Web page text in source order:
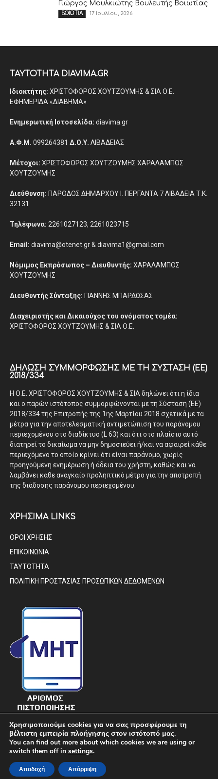
Γιώργος Μουλκιώτης Βουλευτής Βοιωτίας
ΒΟΙΩΤΙΑ 17 Ιουλίου, 2026
ΤΑΥΤΟΤΗΤΑ DIAVIMA.GR
Ιδιοκτήτης: ΧΡΙΣΤΟΦΟΡΟΣ ΧΟΥΤΖΟΥΜΗΣ & ΣΙΑ Ο.Ε.
ΕΦΗΜΕΡΙΔΑ «ΔΙΑΒΗΜΑ»
Ενημερωτική Ιστοσελίδα: diavima.gr
Α.Φ.Μ. 099264381 Δ.Ο.Υ. ΛΙΒΑΔΕΙΑΣ
Μέτοχοι: ΧΡΙΣΤΟΦΟΡΟΣ ΧΟΥΤΖΟΥΜΗΣ ΧΑΡΑΛΑΜΠΟΣ
ΧΟΥΤΖΟΥΜΗΣ
Διεύθυνση: ΠΑΡΟΔΟΣ ΔΗΜΑΡΧΟΥ Ι. ΠΕΡΓΑΝΤΑ 7 ΛΙΒΑΔΕΙΑ Τ.Κ.
32131
Τηλέφωνα: 2261027123, 2261023715
Email: diavima@otenet.gr & diavima1@gmail.com
Νόμιμος Εκπρόσωπος – Διευθυντής: ΧΑΡΑΛΑΜΠΟΣ
ΧΟΥΤΖΟΥΜΗΣ
Διευθυντής Σύνταξης: ΓΙΑΝΝΗΣ ΜΠΑΡΔΩΣΑΣ
Διαχειριστής και Δικαιούχος του ονόματος τομέα:
ΧΡΙΣΤΟΦΟΡΟΣ ΧΟΥΤΖΟΥΜΗΣ & ΣΙΑ Ο.Ε.
ΔΉΛΩΣΗ ΣΥΜΜΌΡΦΩΣΗΣ ΜΕ ΤΗ ΣΎΣΤΑΣΗ (ΕΕ)
2018/334
Η Ο.Ε. ΧΡΙΣΤΟΦΟΡΟΣ ΧΟΥΤΖΟΥΜΗΣ & ΣΙΑ δηλώνει ότι η ίδια
και ο παρών ιστότοπος συμμορφώνονται με τη Σύσταση (ΕΕ)
2018/334 της Επιτροπής της 1ης Μαρτίου 2018 σχετικά με τα
μέτρα για την αποτελεσματική αντιμετώπιση του παράνομου
περιεχομένου στο διαδίκτυο (L 63) και ότι στο πλαίσιο αυτό
διατηρεί το δικαίωμα να μην δημοσιεύει ή/και να αφαιρεί κάθε
περιεχόμενο το οποίο κρίνει ότι είναι παράνομο, χωρίς
προηγούμενη ενημέρωση ή άδεια του χρήστη, καθώς και να
λαμβάνει κάθε αναγκαίο προληπτικό μέτρο για την αποτροπή
της διάδοσης παράνομου περιεχομένου.
ΧΡΗΣΙΜΑ LINKS
ΟΡΟΙ ΧΡΗΣΗΣ
ΕΠΙΚΟΙΝΩΝΙΑ
ΤΑΥΤΟΤΗΤΑ
ΠΟΛΙΤΙΚΗ ΠΡΟΣΤΑΣΙΑΣ ΠΡΟΣΩΠΙΚΩΝ ΔΕΔΟΜΕΝΩΝ
© DIAVIMA.GR - «ΔΙΑΒΗΜΑ» ΕΒΔΟΜΑΔΙΑΙΑ ΠΟΛΙΤΙΚΗ ΣΑΤΙΡΙΚΗ
ΕΦΗΜΕΡΙΔΑ ΣΤΕΡΕΑΣ ΕΛΛΑΔΑΣ
Χρησιμοποιούμε cookies για να σας προσφέρουμε τη
βέλτιστη εμπειρία πλοήγησης στον ιστότοπό μας.
You can find out more about which cookies we are using or
switch them off in settings.
Αποδοχή Απόρριψη